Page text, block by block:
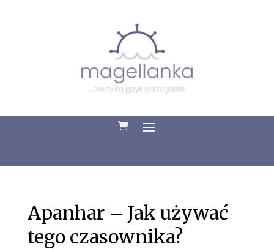
Apanhar – Jak używać
tego czasownika?